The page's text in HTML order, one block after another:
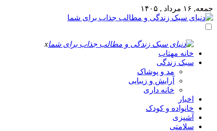
جمعه, ۱۶ مرداد , ۱۴۰۵
x
خانه مهتاب
سبک زندگی
مد و پوشاک
آرایش و زیبایی
خانه داری
اخبار
خانواده و کودک
آشپزی
سلامتی